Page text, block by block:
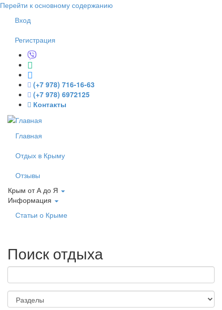
Перейти к основному содержанию
Вход
Регистрация
(+7 978) 716-16-63
(+7 978) 6972125
Контакты
Главная
Отдых в Крыму
Отзывы
Крым от А до Я
Информация
Статьи о Крыме
Поиск отдыха